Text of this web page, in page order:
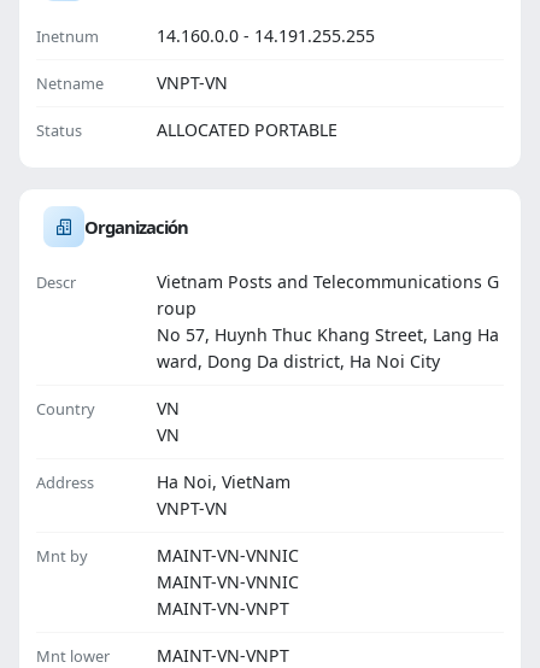
Inetnum 14.160.0.0 - 14.191.255.255
Netname VNPT-VN
Status ALLOCATED PORTABLE
Organización
Descr
Vietnam Posts and Telecommunications G
roup
No 57, Huynh Thuc Khang Street, Lang Ha
ward, Dong Da district, Ha Noi City
Country
VN
VN
Address
Ha Noi, VietNam
VNPT-VN
Mnt by
MAINT-VN-VNNIC
MAINT-VN-VNNIC
MAINT-VN-VNPT
Mnt lower MAINT-VN-VNPT